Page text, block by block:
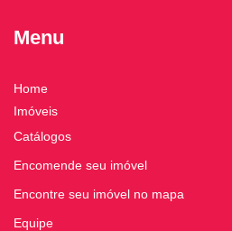
Menu
Home
Imóveis
Catálogos
Encomende seu imóvel
Encontre seu imóvel no mapa
Equipe